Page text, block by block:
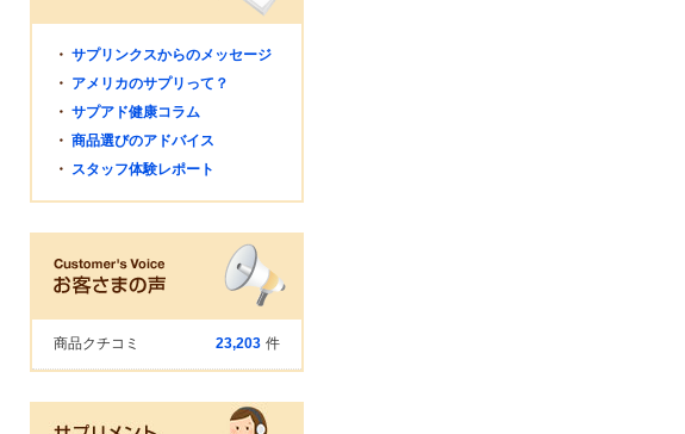
・ サプリンクスからのメッセージ
・ アメリカのサプリって？
・ サプアド健康コラム
・ 商品選びのアドバイス
・ スタッフ体験レポート
商品クチコミ 23,203 件